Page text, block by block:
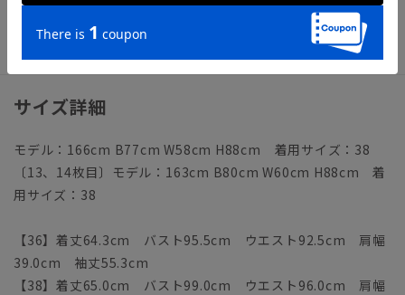
ウォッシャブル商品のお取扱いについて
サイズ詳細
モデル：166cm B77cm W58cm H88cm 着用サイズ：38
〔13、14枚目〕モデル：163cm B80cm W60cm H88cm 着
用サイズ：38
【36】着丈64.3cm バスト95.5cm ウエスト92.5cm 肩幅
39.0cm 袖丈55.3cm
【38】着丈65.0cm バスト99.0cm ウエスト96.0cm 肩幅